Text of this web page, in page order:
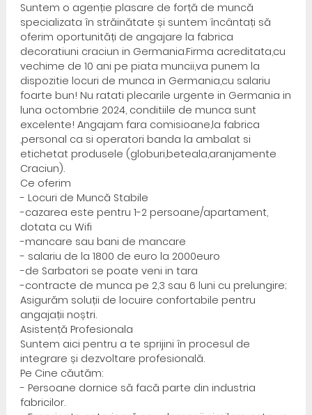
Suntem o agenție plasare de forță de muncă
specializata în străinătate și suntem încântați să
oferim oportunități de angajare la fabrica
decoratiuni craciun in Germania.Firma acreditata,cu
vechime de 10 ani pe piata muncii,va punem la
dispozitie locuri de munca in Germania,cu salariu
foarte bun! Nu ratati plecarile urgente in Germania in
luna octombrie 2024, conditiile de munca sunt
excelente! Angajam fara comisioane,la fabrica
,personal ca si operatori banda la ambalat si
etichetat produsele (globuri,beteala,aranjamente
Craciun).
Ce oferim
- Locuri de Muncă Stabile
-cazarea este pentru 1-2 persoane/apartament,
dotata cu Wifi
-mancare sau bani de mancare
- salariu de la 1800 de euro la 2000euro
-de Sarbatori se poate veni in tara
-contracte de munca pe 2,3 sau 6 luni cu prelungire;
Asigurăm soluții de locuire confortabile pentru
angajații noștri.
Asistență Profesionala
Suntem aici pentru a te sprijini în procesul de
integrare și dezvoltare profesională.
Pe Cine căutăm:
- Persoane dornice să facă parte din industria
fabricilor.